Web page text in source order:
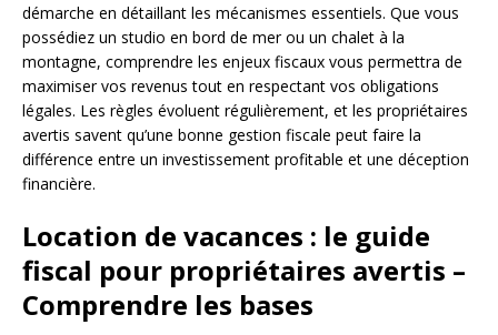
démarche en détaillant les mécanismes essentiels. Que vous
possédiez un studio en bord de mer ou un chalet à la
montagne, comprendre les enjeux fiscaux vous permettra de
maximiser vos revenus tout en respectant vos obligations
légales. Les règles évoluent régulièrement, et les propriétaires
avertis savent qu’une bonne gestion fiscale peut faire la
différence entre un investissement profitable et une déception
financière.
Location de vacances : le guide
fiscal pour propriétaires avertis –
Comprendre les bases